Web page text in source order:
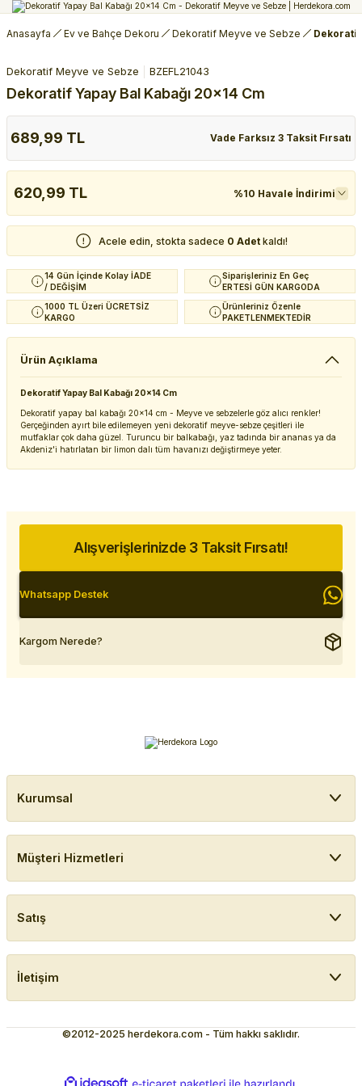
Anasayfa Ev ve Bahçe Dekoru Dekoratif Meyve ve Sebze Dekoratif
Dekoratif Meyve ve Sebze BZEFL21043
Dekoratif Yapay Bal Kabağı 20x14 Cm
689,99 TL Vade Farksız 3 Taksit Fırsatı
620,99 TL %10 Havale İndirimi
Acele edin, stokta sadece 0 Adet kaldı!
14 Gün İçinde Kolay İADE
/ DEĞİŞİM
Siparişleriniz En Geç
ERTESİ GÜN KARGODA
1000 TL Üzeri ÜCRETSİZ
KARGO
Ürünleriniz Özenle
PAKETLENMEKTEDİR
Ürün Açıklama
Dekoratif Yapay Bal Kabağı 20x14 Cm
Dekoratif yapay bal kabağı 20x14 cm - Meyve ve sebzelerle göz alıcı renkler!
Gerçeğinden ayırt bile edilemeyen yeni dekoratif meyve-sebze çeşitleri ile
mutfaklar çok daha güzel. Turuncu bir balkabağı, yaz tadında bir ananas ya da
Akdeniz'i hatırlatan bir limon dalı tüm havanızı değiştirmeye yeter.
Alışverişlerinizde 3 Taksit Fırsatı!
Whatsapp Destek
Kargom Nerede?
Kurumsal
Müşteri Hizmetleri
Satış
İletişim
©2012-2025 herdekora.com - Tüm hakkı saklıdır.
ideasoft e-